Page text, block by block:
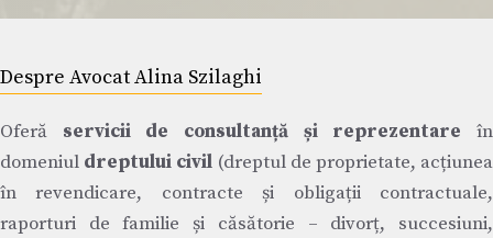
Despre Avocat Alina Szilaghi
Oferă servicii de consultanță și reprezentare în
domeniul dreptului civil (dreptul de proprietate, acțiunea
în revendicare, contracte și obligații contractuale,
raporturi de familie și căsătorie – divorț, succesiuni,